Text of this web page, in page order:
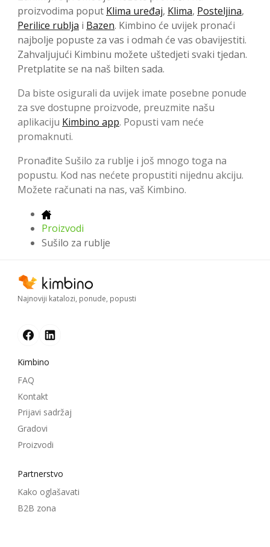
proizvodima poput Klima uređaj, Klima, Posteljina,
Perilice rublja i Bazen. Kimbino će uvijek pronaći
najbolje popuste za vas i odmah će vas obavijestiti.
Zahvaljujući Kimbinu možete uštedjeti svaki tjedan.
Pretplatite se na naš bilten sada.
Da biste osigurali da uvijek imate posebne ponude
za sve dostupne proizvode, preuzmite našu
aplikaciju Kimbino app. Popusti vam neće
promaknuti.
Pronađite Sušilo za rublje i još mnogo toga na
popustu. Kod nas nećete propustiti nijednu akciju.
Možete računati na nas, vaš Kimbino.
Proizvodi
Sušilo za rublje
Najnoviji katalozi, ponude, popusti
Kimbino
FAQ
Kontakt
Prijavi sadržaj
Gradovi
Proizvodi
Partnerstvo
Kako oglašavati
B2B zona